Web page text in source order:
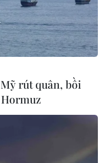
của cử tri và
rút quân, bồi